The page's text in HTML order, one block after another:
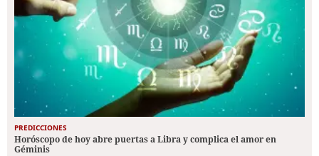
PREDICCIONES
Horóscopo de hoy abre puertas a Libra y complica el amor en
Géminis